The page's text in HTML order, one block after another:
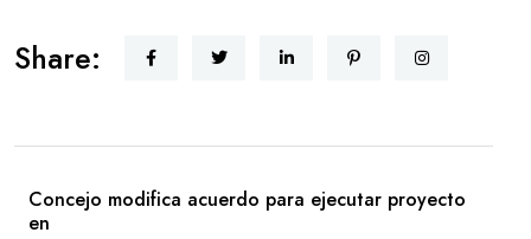
Share:
Concejo modifica acuerdo para ejecutar proyecto
en